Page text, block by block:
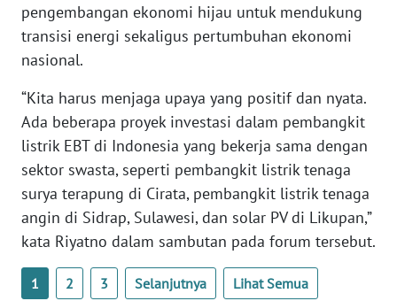
pengembangan ekonomi hijau untuk mendukung
transisi energi sekaligus pertumbuhan ekonomi
nasional.
“Kita harus menjaga upaya yang positif dan nyata.
Ada beberapa proyek investasi dalam pembangkit
listrik EBT di Indonesia yang bekerja sama dengan
sektor swasta, seperti pembangkit listrik tenaga
surya terapung di Cirata, pembangkit listrik tenaga
angin di Sidrap, Sulawesi, dan solar PV di Likupan,”
kata Riyatno dalam sambutan pada forum tersebut.
1 2 3 Selanjutnya Lihat Semua
SERAMBI
WN
JAMBI
SULTRA
WN
NTB
WN
SULTENG